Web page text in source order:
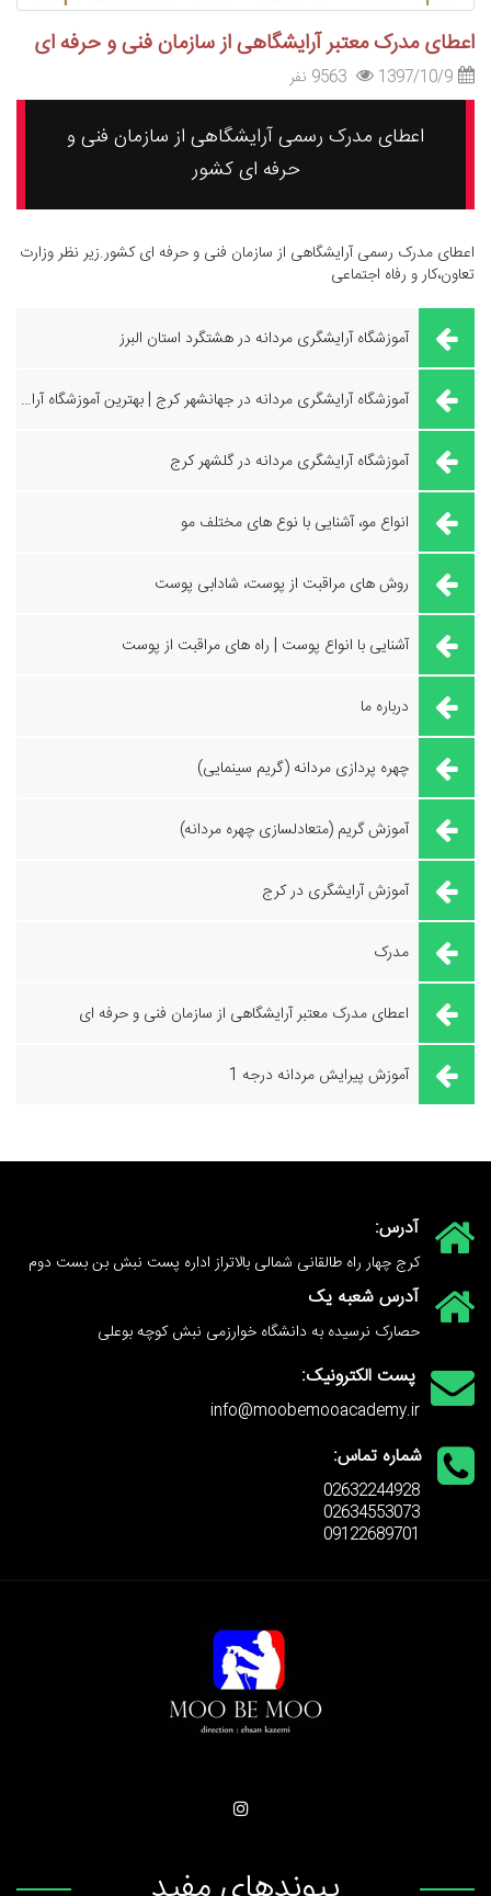
اعطای مدرک معتبر آرایشگاهی از سازمان فنی و حرفه ای
1397/10/9
اعطای مدرک رسمی آرایشگاهی از سازمان فنی و
حرفه ای کشور
اعطای مدرک رسمی آرایشگاهی از سازمان فنی و حرفه ای کشور.زیر نظر وزارت
تعاون،کار و رفاه اجتماعی
آموزشگاه آرایشگری مردانه در هشتگرد استان البرز
آموزشگاه آرایشگری مردانه در جهانشهر کرج | بهترین آموزشگاه آرایشگری
آموزشگاه آرایشگری مردانه در گلشهر کرج
انواع مو، آشنایی با نوع های مختلف مو
روش های مراقبت از پوست، شادابی پوست
آشنایی با انواع پوست | راه های مراقبت از پوست
درباره ما
چهره پردازی مردانه (گریم سینمایی)
آموزش گریم (متعادلسازی چهره مردانه)
آموزش آرایشگری در کرج
مدرک
اعطای مدرک معتبر آرایشگاهی از سازمان فنی و حرفه ای
آموزش پیرایش مردانه درجه 1
آدرس:
کرج چهار راه طالقانی شمالی بالاتراز اداره پست نبش بن بست دوم
آدرس شعبه یک
حصارک نرسیده به دانشگاه خوارزمی نبش کوچه بوعلی
پست الکترونیک:
info@moobemooacademy.ir
شماره تماس:
02632244928
02634553073
09122689701